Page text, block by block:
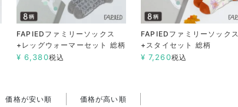
FAPIEDファミリーソックス
+レッグウォーマーセット 総柄
¥ 6,380税込
FAPIEDファミリーソックス
+スタイセット 総柄
¥ 7,260税込
価格が安い順 価格が高い順